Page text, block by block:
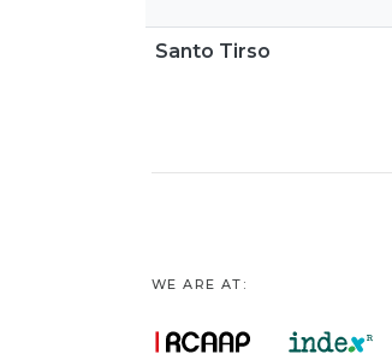
Santo Tirso
WE ARE AT: